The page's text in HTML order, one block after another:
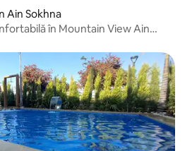
Ain Sokhna
în Mountain View Ain